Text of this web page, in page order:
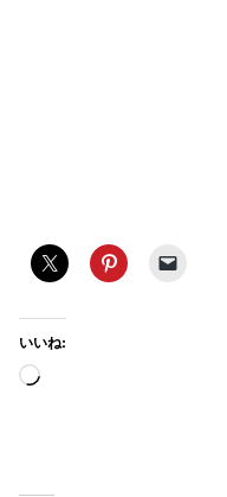
いいね:
読
中…